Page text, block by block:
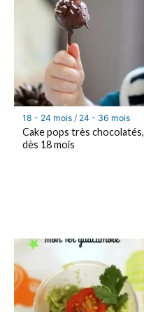
18 - 24 mois/ 24 - 36 mois
Cake pops très chocolatés,
dès 18 mois